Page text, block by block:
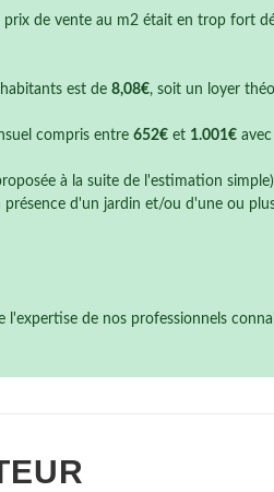
de vente au m2 était en trop fort
est de 8,08€, soit un loyer
compris entre 652€ et 1.001€
à la suite de l'estimation
d'un jardin et/ou d'une ou
de nos professionnels